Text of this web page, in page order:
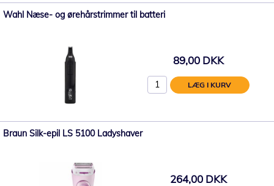
Wahl Næse- og ørehårstrimmer til batteri
89,00 DKK
LÆG I KURV
Braun Silk-epil LS 5100 Ladyshaver
264,00 DKK